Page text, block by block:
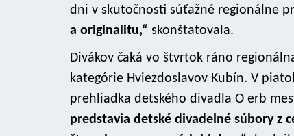
dni v skutočnosti súťažné regionálne
a originalitu,“ skonštatovala.
Divákov čaká vo štvrtok ráno
kategórie Hviezdoslavov Kubín. V
prehliadka detského divadla O erb
predstavia detské divadelné súbory z